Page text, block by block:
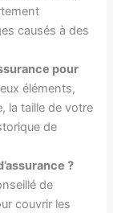
causés à des
pour
éléments,
la taille de votre
de
?
de
couvrir les